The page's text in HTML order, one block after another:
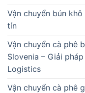
Vận chuyển bún
tín
Vận chuyển cà phê
Slovenia – Giải
Logistics
Vận chuyển cà phê